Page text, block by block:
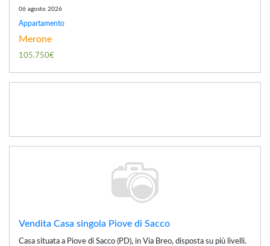
06 agosto 2026
Appartamento
Merone
105.750€
Vendita Casa singola Piove di Sacco
Casa situata a Piove di Sacco (PD), in Via Breo, disposta su più livelli.